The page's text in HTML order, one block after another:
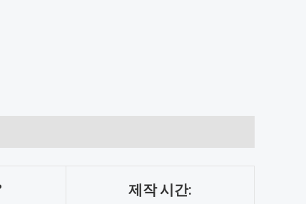
제작 시간: